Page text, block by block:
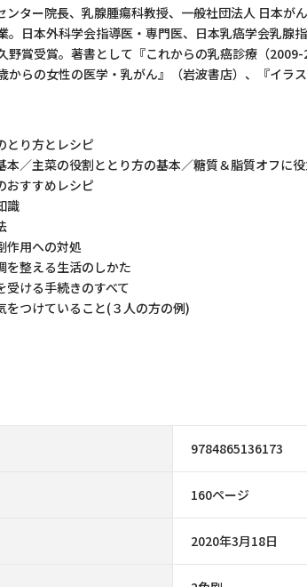
ター院長、乳腺腫瘍科教授、一般社団法人 日本が
。日本外科学会指導医・専門医、日本乳癌学会乳腺
野賞受賞。著書として『これからの乳癌診療（
からの女性の医学・乳がん』（岩波書店）、『イラ
り方とレシピ
本／主菜の役割ととり方の基本／糖質＆脂質オフに
おすすめレシピ
識
用への対処
整える生活のしかた
ける手続きのすべて
つけていること(３人の方の例)
9784865136173
160ページ
2020年3月18日